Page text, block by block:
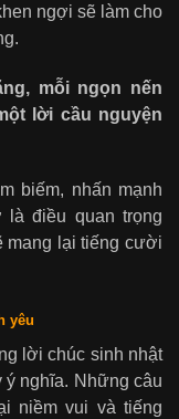
ngợi sẽ làm cho
mỗi ngọn nến
lời cầu nguyện
biếm, nhấn mạnh
là điều quan trọng
mang lại tiếng cười
yêu
lời chúc sinh nhật
ý nghĩa. Những câu
niềm vui và tiếng